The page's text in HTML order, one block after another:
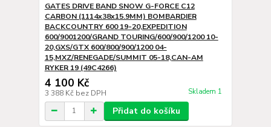
GATES DRIVE BAND SNOW G-FORCE C12
CARBON (1114x38x15.9MM) BOMBARDIER
BACKCOUNTRY 600 19-20,EXPEDITION
600/9001200/GRAND TOURING/600/900/1200 10-
20,GXS/GTX 600/800/900/1200 04-
15,MXZ/RENEGADE/SUMMIT 05-18,CAN-AM
RYKER 19 (49C4266)
4 100 Kč
3 388 Kč bez DPH Skladem 1
Přidat do košíku